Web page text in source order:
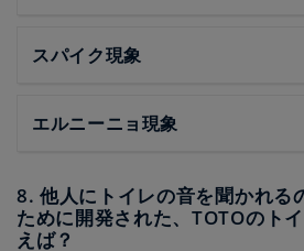
スパイク現象
エルニーニョ現象
8. 他人にトイレの音を聞かれる
ために開発された、TOTOのト
えば？